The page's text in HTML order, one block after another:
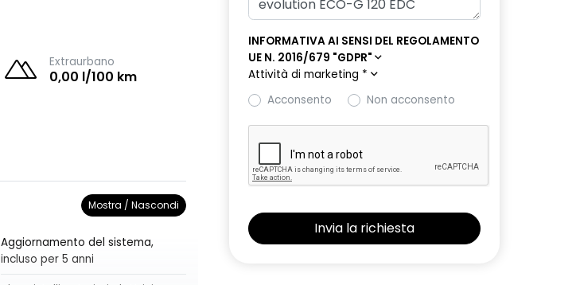
Extraurbano
0,00 l/100 km
Mostra / Nascondi
Aggiornamento del sistema,
incluso per 5 anni
INFORMATIVA AI SENSI DEL REGOLAMENTO
UE N. 2016/679 "GDPR"
Attività di marketing *
Acconsento
Non acconsento